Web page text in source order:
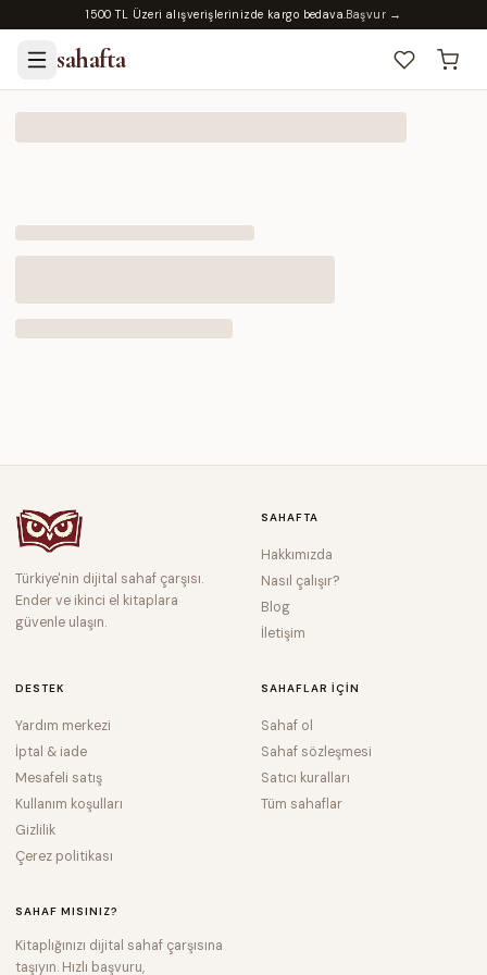
1500 TL Üzeri alışverişlerinizde kargo bedava.Başvur →
sahafta
Türkiye'nin dijital sahaf çarşısı.
Ender ve ikinci el kitaplara
güvenle ulaşın.
SAHAFTA
Hakkımızda
Nasıl çalışır?
Blog
İletişim
DESTEK
Yardım merkezi
İptal & iade
Mesafeli satış
Kullanım koşulları
Gizlilik
Çerez politikası
SAHAFLAR IÇIN
Sahaf ol
Sahaf sözleşmesi
Satıcı kuralları
Tüm sahaflar
SAHAF MISINIZ?
Kitaplığınızı dijital sahaf çarşısına
taşıyın. Hızlı başvuru,